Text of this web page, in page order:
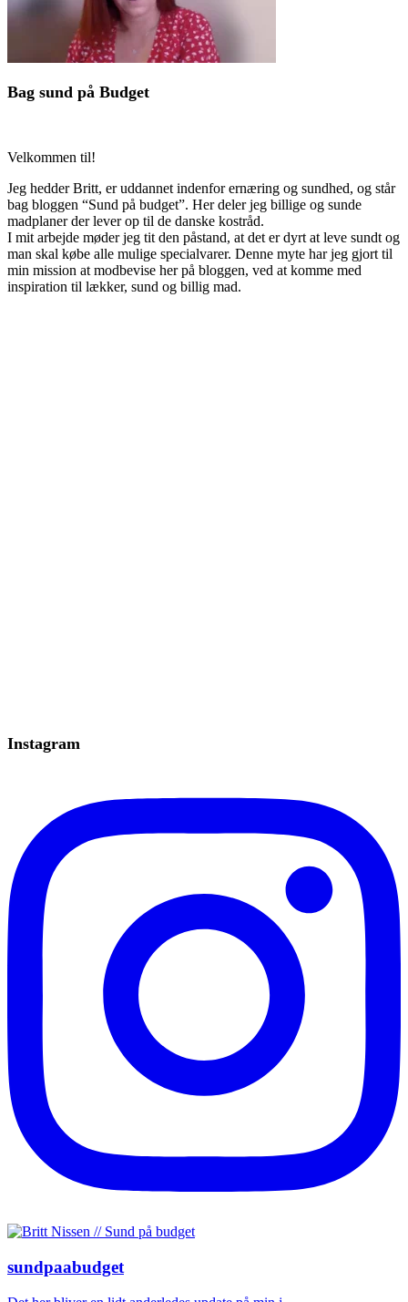
Bag sund på Budget
Velkommen til!
Jeg hedder Britt, er uddannet indenfor ernæring og sundhed, og står
bag bloggen “Sund på budget”. Her deler jeg billige og sunde
madplaner der lever op til de danske kostråd.
I mit arbejde møder jeg tit den påstand, at det er dyrt at leve sundt og
man skal købe alle mulige specialvarer. Denne myte har jeg gjort til
min mission at modbevise her på bloggen, ved at komme med
inspiration til lækker, sund og billig mad.
Instagram
sundpaabudget